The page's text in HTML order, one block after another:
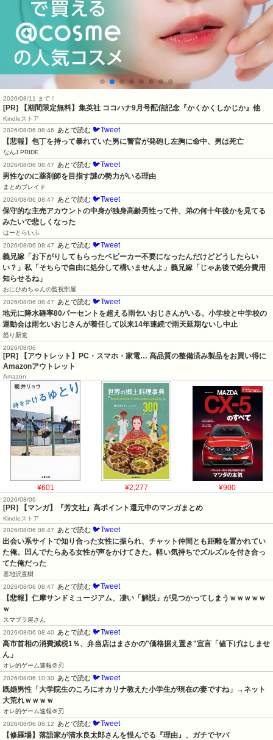
2026/08/11 まで！
[PR] 【期間限定無料】集英社 ココハナ9月号配信記念『かくかくしかじか』他
Kindleストア
2026/08/06 08:46
あとで読む 🐦Tweet
【悲報】包丁を持って暴れていた男に警官が発砲し左胸に命中、男は死亡
なんJ PRIDE
2026/08/06 08:47
あとで読む 🐦Tweet
男性なのに薬剤師を目指す謎の勢力がいる理由
まとめブレイド
2026/08/06 08:47
あとで読む 🐦Tweet
保守的な主売アカウントの中身が独身高齢男性って件、弟の何十年後かを見てる
みたいで悲しくなった
はーとらいふ
2026/08/06 08:47
あとで読む 🐦Tweet
義兄嫁「お下がりしてもらったベビーカー不要になったんだけどどうしたらい
い？」私「そちらで自由に処分して構いませんよ」義兄嫁「じゃあ後で処分費用
知らせるね」
おにひめちゃんの監視部屋
2026/08/06 08:47
あとで読む 🐦Tweet
地元に降水確率80パーセントを超える雨乞いおじさんがいる。小学校と中学校の
運動会は雨乞いおじさんが着任して以来14年連続で雨天延期ないし中止
怒り新党
2026/08/06
[PR] 【アウトレット】PC・スマホ・家電… 高品質の整備済み製品をお買い得に
Amazonアウトレット
Amazon
¥601 ¥2,277 ¥900
2026/08/06
[PR] 【マンガ】『芳文社』高ポイント還元中のマンガまとめ
Kindleストア
2026/08/06 08:47
あとで読む 🐦Tweet
出会い系サイトで知り合った女性に振られ、チャット仲間とも距離を置かれてい
た俺。凹んでたらある女性が声をかけてきた。軽い気持ちでズルズルを付き合っ
てた俺だった
基地沢直樹
2026/08/06 08:47
あとで読む 🐦Tweet
【悲報】仁摩サンドミュージアム、凄い「解説」が見つかってしまうｗｗｗｗｗ
ｗ
スマブラ屋さん
2026/08/06 08:40
あとで読む 🐦Tweet
高市首相の消費減税1％、弁当店はまさかの"価格据え置き"宣言「値下げはしませ
ん」
オレ的ゲーム速報＠刃
2026/08/06 10:30
あとで読む 🐦Tweet
既婚男性「大学院生のころにオカリナ教えた小学生が現在の妻ですね」→ネット
大荒れｗｗｗｗ
オレ的ゲーム速報＠刃
2026/08/06 08:12
あとで読む 🐦Tweet
【修羅場】落語家が清水良太郎さんを恨んでる『理由』、ガチでヤバ